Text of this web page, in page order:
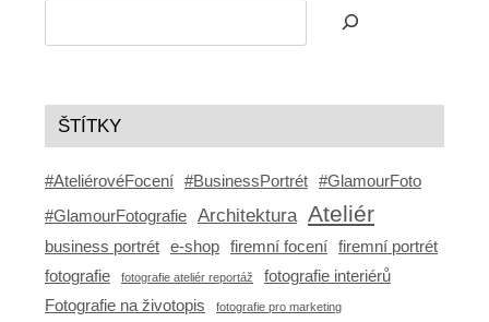
ŠTÍTKY
#AteliérovéFocení #BusinessPortrét
#GlamourFoto
#GlamourFotografie
Architektura Ateliér
business portrét e-shop firemní focení
firemní portrét
fotografie
fotografie ateliér reportáž
fotografie interiérů
Fotografie na životopis
fotografie pro marketing